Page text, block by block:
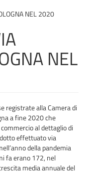
NEL 2020
NEL
registrate alla Camera di
a fine 2020 che
al dettaglio di
effettuato via
della pandemia
fa erano 172, nel
media annuale del